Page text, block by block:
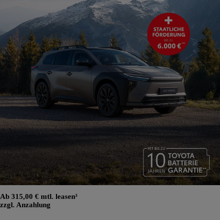
Ab 315,00 € mtl. leasen³
zzgl. Anzahlung